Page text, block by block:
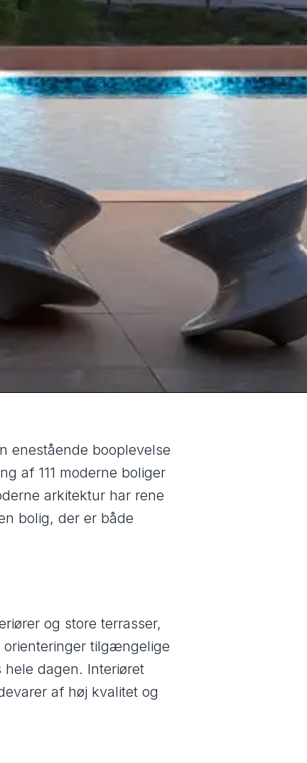
enestående booplevelse
af 111 moderne boliger
arkitektur har rene
bolig, der er både
og store terrasser,
tilgængelige
dagen. Interiøret
af høj kvalitet og